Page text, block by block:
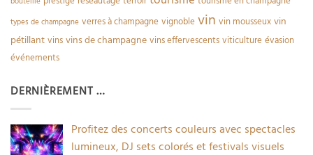
types de champagne verres à champagne vignoble vin vin mousseux vin
pétillant vins vins de champagne vins effervescents viticulture évasion
événements
DERNIÈREMENT …
Profitez des concerts couleurs avec spectacles
lumineux, DJ sets colorés et festivals visuels